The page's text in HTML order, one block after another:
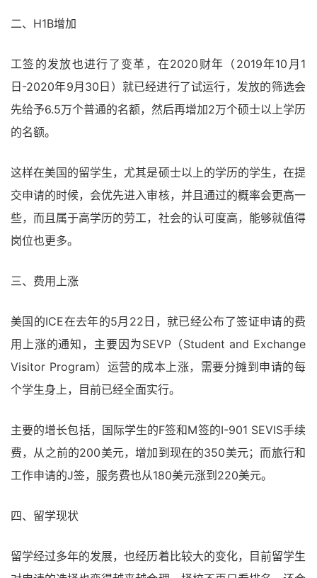
二、H1B增加
工签的发放也进行了变革，在2020财年（2019年10月1
日-2020年9月30日）就已经进行了试运行，发放的筛选会
先给予6.5万个普通的名额，然后再增加2万个硕士以上学历
的名额。
这样在美国的留学生，尤其是硕士以上的学历的学生，在提
交申请的时候，会优先进入审核，并且通过的概率会更高一
些，而且属于高学历的劳工，社会的认可度高，能够就值得
岗位也更多。
三、费用上涨
美国的ICE在去年的5月22日，就已经公布了签证申请的费
用上涨的通知，主要因为SEVP（Student and Exchange
Visitor Program）运营的成本上涨，需要分摊到申请的每
个学生身上，目前已经全面实行。
主要的增长包括，国际学生的F签和M签的I-901 SEVIS手续
费，从之前的200美元，增加到现在的350美元；而旅行和
工作申请的J签，服务费也从180美元涨到220美元。
四、留学现状
留学经过多年的发展，也经历着比较大的变化，目前留学生